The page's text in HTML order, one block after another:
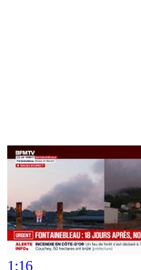
1:16